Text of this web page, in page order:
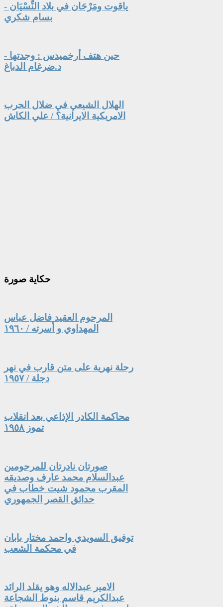
ياقوت ومَرْجَان في بلاد النِّسْيَان -
بسام شكري
حين هتف أرخميدس : وجدتها -
د.ضرغام الدباغ
الهلال الشيعي في ضلال الحرب
الامريكية الايرانية؟ / علي الكاش
حكاية صورة
المرحوم العقيد فاضل عباس
المهداوي و أسرته / ١٩٦٠
رحلة نهرية على متن قارب في نهر
دجلة / ١٩٥٧
محاكمة الكادر الإذاعي بعد انقلاب
تموز ١٩٥٨
صورتان نادرتان للمرحومين
عبدالسلام محمد عارف وصديقه
المقرب محمود شيت خطاب في
حدائق القصر الجمهوري
توفيق السويدي واحمد مختار بابان
في محكمة الشعب
الامير عبدالاله وهو يقلد الرائد
عبدالكريم قاسم بنوط الشجاعة